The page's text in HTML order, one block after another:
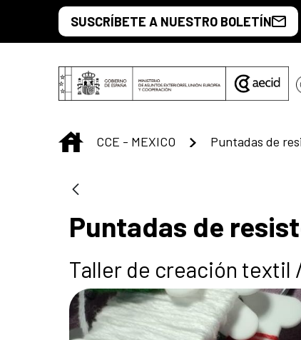
Saut au contenu principal
SUSCRÍBETE A NUESTRO BOLETÍN
INICIO
CCE - MEXICO
Puntadas de
Taller de creación textil